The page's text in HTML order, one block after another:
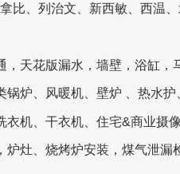
比、列治文、新西敏、西温
，天花版漏水，墙壁，浴缸，
锅炉、风暖机、壁炉 、热水
衣机、干衣机、住宅&商业摄
炉灶、烧烤炉安装，煤气泄